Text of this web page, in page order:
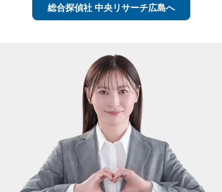
総合探偵社 中央リサーチ広島へ